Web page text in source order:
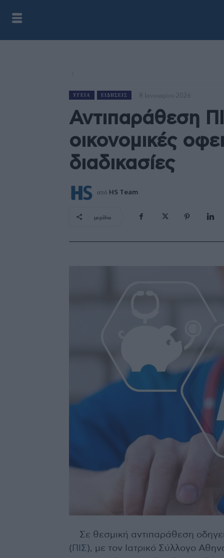
ΥΓΕΊΑ ΕΙΔΉΣΕΙΣ 8 Ιανουαρίου 2026
Αντιπαράθεση
οικονομικές
διαδικασίες
από HS Team
μερίδιο
Σε θεσμική αντιπαράθεση
(
ΠΙΣ), με τον Ιατρικό Σύλλογο